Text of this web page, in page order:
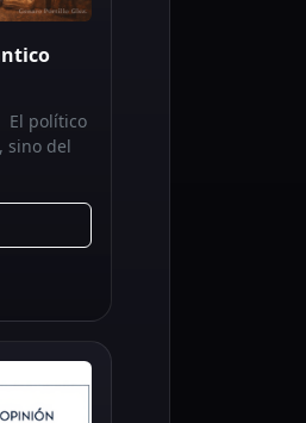
El político
sino del